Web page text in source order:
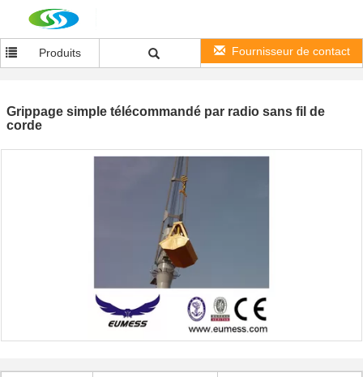
Produits Fournisseur de contact
Grippage simple télécommandé par radio sans fil de
corde